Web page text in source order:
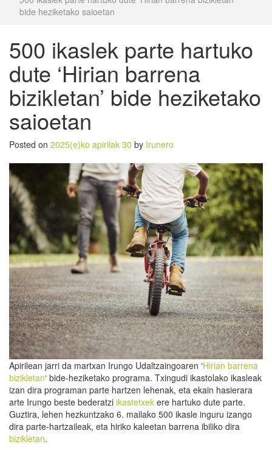
bide heziketako saioetan
500 ikaslek parte hartuko
dute ‘Hirian barrena
bizikletan’ bide heziketako
saioetan
Posted on 2025(e)ko apirilak 30 by Irunero
Apirilean jarri da martxan Irungo Udaltzaingoaren ‘Hirian barrena
bizikletan‘ bide-heziketako programa. Txingudi ikastolako ikasleak
izan dira programan parte hartzen lehenak, eta ekain hasierara
arte Irungo beste bederatzi ikastetxek ere hartuko dute parte.
Guztira, lehen hezkuntzako 6. mailako 500 ikasle inguru izango
dira parte-hartzaileak, eta hiriko kaleetan barrena ibiliko dira
bizikletan.